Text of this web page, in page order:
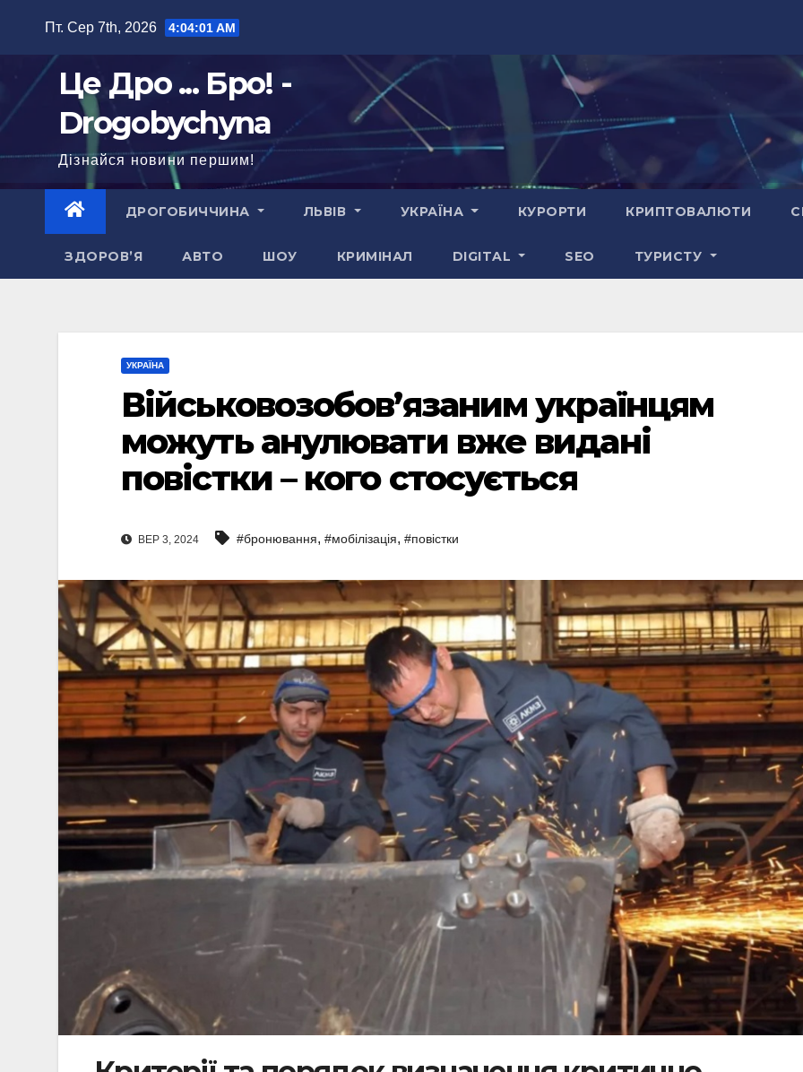
Пт. Сер 7th, 2026 4:04:02 AM
Це Дро ... Бро! -
Drogobychyna
Дізнайся новини першим!
ДРОГОБИЧЧИНА ЛЬВІВ УКРАЇНА КУРОРТИ КРИПТОВАЛЮТИ
ЗДОРОВ’Я АВТО ШОУ КРИМІНАЛ DIGITAL SEO ТУРИСТУ
УКРАЇНА
Військовозобов’язаним українцям
можуть анулювати вже видані
повістки – кого стосується
ВЕР 3, 2024 #бронювання, #мобілізація, #повістки